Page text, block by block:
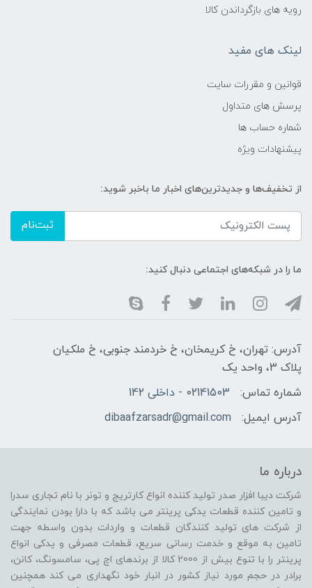
رویه های بازگرداندن کالا
لینک های مفید
قوانین و مقررات سایت
پرسش های متداول
شماره حساب ها
پیشنهادات ویژه
از تخفیف‌ها و جدیدترین‌های اخبار ما باخبر شوید:
ثبت‌نام
ما را در شبکه‌های اجتماعی دنبال کنید:
آدرس: تهران، خ کریمخان، خ خردمند جنوبی، خ ملکیان
پلاک 3، واحد یک
شماره تماس:
02141503 - داخلی 142
آدرس ایمیل:
dibaafzarsadr@gmail.com
درباره ما
شرکت دیبا افزار صدر تولید کننده انواع کارتریج و تونر با نام تجاری سدرا
و تامین کننده قطعات یدکی پرینتر می باشد که با دارا بودن نمایندگی
از شرکت های تولید کنندگان قطعات و واردات بدون واسطه جهت
تامین به موقع و خدمت رسانی سریع، قطعات مصرفی و یدکی انواع
پرینتر را با تنوع بیش از 2000 کالا از برندهای اچ پی، سامسونگ، کانن،
برادر در حجم مورد نیاز کشور در انبار خود نگهداری می کند همچنین